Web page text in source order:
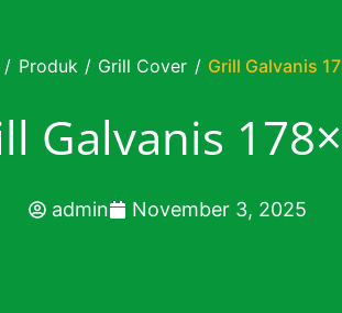
/ Produk / Grill Cover / Grill Galvanis
Galvanis
admin November 3, 2025